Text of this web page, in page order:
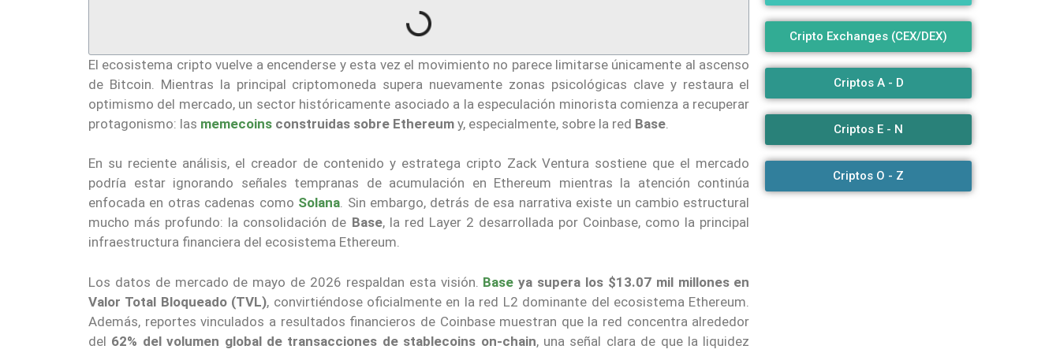
El ecosistema cripto vuelve a encenderse y esta vez el movimiento no parece limitarse únicamente al ascenso
de Bitcoin. Mientras la principal criptomoneda supera nuevamente zonas psicológicas clave y restaura el
optimismo del mercado, un sector históricamente asociado a la especulación minorista comienza a recuperar
protagonismo: las memecoins construidas sobre Ethereum y, especialmente, sobre la red Base
En su reciente análisis, el creador de contenido y estratega cripto Zack Ventura sostiene que el mercado
podría estar ignorando señales tempranas de acumulación en Ethereum mientras la atención continúa
enfocada en otras cadenas como Solana. Sin embargo, detrás de esa narrativa existe un cambio estructural
mucho más profundo: la consolidación de Base, la red Layer 2 desarrollada por Coinbase, como la principal
infraestructura financiera del ecosistema Ethereum.
Los datos de mercado de mayo de 2026 respaldan esta visión. Base ya supera los $13.07 mil millones en
Valor Total Bloqueado (TVL), convirtiéndose oficialmente en la red L2 dominante del ecosistema Ethereum.
Además, reportes vinculados a resultados financieros de Coinbase muestran que la red concentra alrededor
del 62% del volumen global de transacciones de stablecoins on-chain, una señal clara de que la liquidez
Cripto Exchanges (CEX/DEX)
Criptos A - D
Criptos E - N
Criptos O - Z